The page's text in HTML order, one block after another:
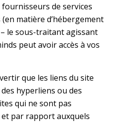
fournisseurs de services
matière d’hébergement
le sous-traitant agissant
peut avoir accès à vos
que les liens du site
hyperliens ou des
qui ne sont pas
par rapport auxquels